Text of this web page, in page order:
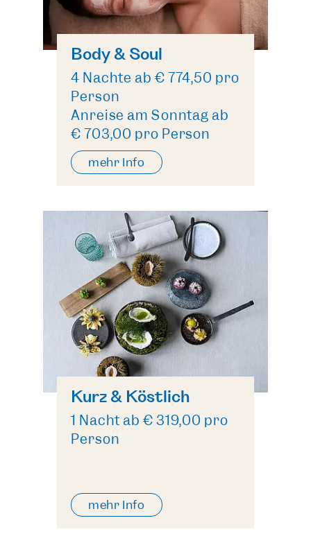
Body & Soul
4 Nächte ab € 774,50 pro
Person
Anreise am Sonntag ab
€ 703,00 pro Person
mehr Info
Kurz & Köstlich
1 Nacht ab € 319,00 pro
Person
mehr Info